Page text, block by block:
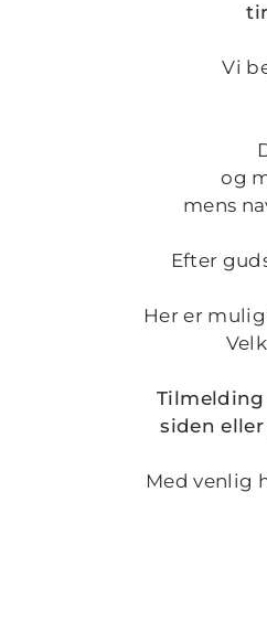
Vi
og
mens
Efter
Her er
Tilmelding
siden eller
Med venlig